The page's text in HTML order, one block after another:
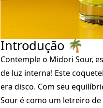
Introdução 🌴
Contemple o Midori Sour,
de luz interna! Este
era disco. Com seu
Sour é como um letreiro